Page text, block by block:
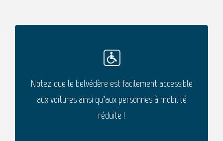
Notez que le belvédère est facilement accessible
aux voitures ainsi qu’aux personnes à mobilité
réduite !